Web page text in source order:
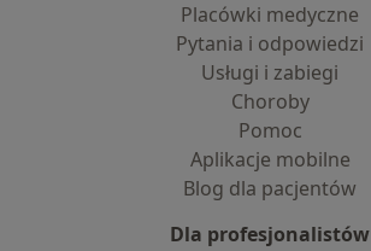
Placówki medyczne
Pytania i odpowiedzi
Usługi i zabiegi
Choroby
Pomoc
Aplikacje mobilne
Blog dla pacjentów
Dla profesjonalistów